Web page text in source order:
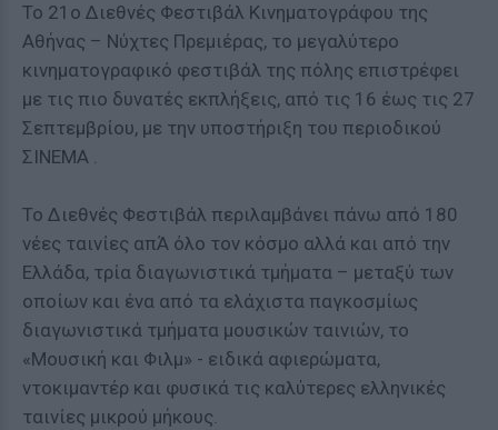
Το 21ο Διεθνές Φεστιβάλ Κινηματογράφου της
Αθήνας – Νύχτες Πρεμιέρας, το μεγαλύτερο
κινηματογραφικό φεστιβάλ της πόλης επιστρέφει
με τις πιο δυνατές εκπλήξεις, από τις 16 έως τις 27
Σεπτεμβρίου, με την υποστήριξη του περιοδικού
ΣΙΝΕΜΑ .
Το Διεθνές Φεστιβάλ περιλαμβάνει πάνω από 180
νέες ταινίες απΆ όλο τον κόσμο αλλά και από την
Ελλάδα, τρία διαγωνιστικά τμήματα – μεταξύ των
οποίων και ένα από τα ελάχιστα παγκοσμίως
διαγωνιστικά τμήματα μουσικών ταινιών, το
«Μουσική και Φιλμ» - ειδικά αφιερώματα,
ντοκιμαντέρ και φυσικά τις καλύτερες ελληνικές
ταινίες μικρού μήκους.